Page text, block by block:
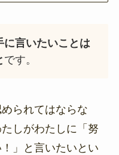
に言いたいことは
です。
られてはならな
しがわたしに「努
」と言いたいとい